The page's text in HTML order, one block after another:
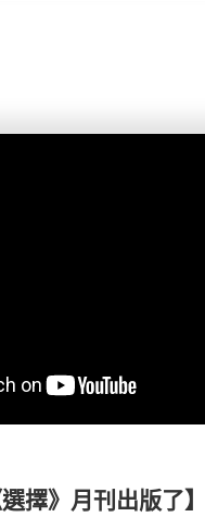
擇》月刊出版了】